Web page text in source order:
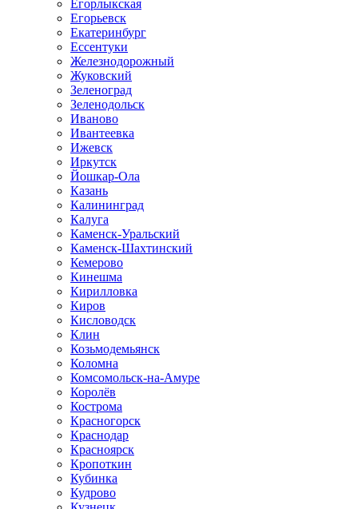
Егорлыкская
Егорьевск
Екатеринбург
Ессентуки
Железнодорожный
Жуковский
Зеленоград
Зеленодольск
Иваново
Ивантеевка
Ижевск
Иркутск
Йошкар-Ола
Казань
Калининград
Калуга
Каменск-Уральский
Каменск-Шахтинский
Кемерово
Кинешма
Кирилловка
Киров
Кисловодск
Клин
Козьмодемьянск
Коломна
Комсомольск-на-Амуре
Королёв
Кострома
Красногорск
Краснодар
Красноярск
Кропоткин
Кубинка
Кудрово